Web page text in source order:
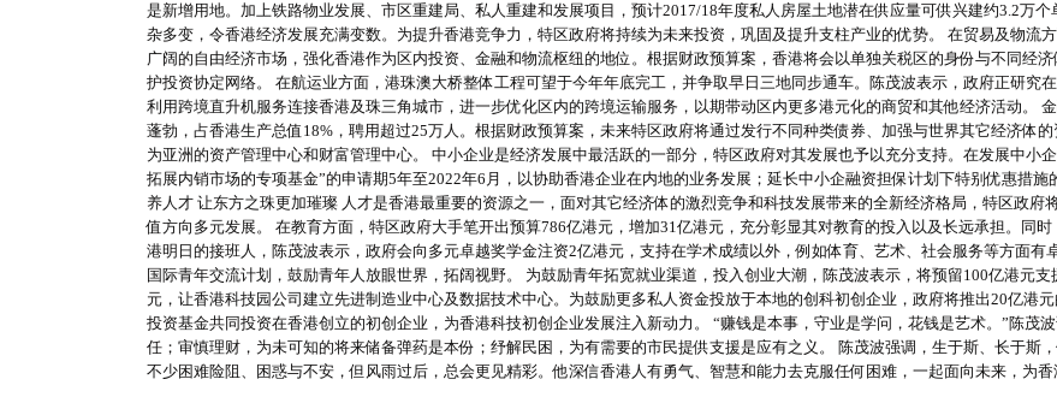
是新增用地。加上铁路物业发展、市区重建局、私人重建和发展项目，预计2017/18年度私人房屋土地潜在供应量可供兴建约3.2万
杂多变，令香港经济发展充满变数。为提升香港竞争力，特区政府将持续为未来投资，巩固及提升支柱产业的优势。 在贸易及物流
广阔的自由经济市场，强化香港作为区内投资、金融和物流枢纽的地位。根据财政预算案，香港将会以单独关税区的身份与不同经
护投资协定网络。 在航运业方面，港珠澳大桥整体工程可望于今年年底完工，并争取早日三地同步通车。陈茂波表示，政府正研究
利用跨境直升机服务连接香港及珠三角城市，进一步优化区内的跨境运输服务，以期带动区内更多港元化的商贸和其他经济活动。
蓬勃，占香港生产总值18%，聘用超过25万人。根据财政预算案，未来特区政府将通过发行不同种类债券、加强与世界其它经济体
为亚洲的资产管理中心和财富管理中心。 中小企业是经济发展中最活跃的一部分，特区政府对其发展也予以充分支持。在发展中小
拓展内销市场的专项基金”的申请期5年至2022年6月，以协助香港企业在内地的业务发展；延长中小企融资担保计划下特别优惠措
养人才 让东方之珠更加璀璨 人才是香港最重要的资源之一，面对其它经济体的激烈竞争和科技发展带来的全新经济格局，特区政
值方向多元发展。 在教育方面，特区政府大手笔开出预算786亿港元，增加31亿港元，充分彰显其对教育的投入以及长远承担。同
港明日的接班人，陈茂波表示，政府会向多元卓越奖学金注资2亿港元，支持在学术成绩以外，例如体育、艺术、社会服务等方面
国际青年交流计划，鼓励青年人放眼世界，拓阔视野。 为鼓励青年拓宽就业渠道，投入创业大潮，陈茂波表示，将预留100亿港元
元，让香港科技园公司建立先进制造业中心及数据技术中心。为鼓励更多私人资金投放于本地的创科初创企业，政府将推出20亿港
投资基金共同投资在香港创立的初创企业，为香港科技初创企业发展注入新动力。 “赚钱是本事，守业是学问，花钱是艺术。”陈茂
任；审慎理财，为未可知的将来储备弹药是本份；纾解民困，为有需要的市民提供支援是应有之义。 陈茂波强调，生于斯、长于斯
不少困难险阻、困惑与不安，但风雨过后，总会更见精彩。他深信香港人有勇气、智慧和能力去克服任何困难，一起面向未来，为香